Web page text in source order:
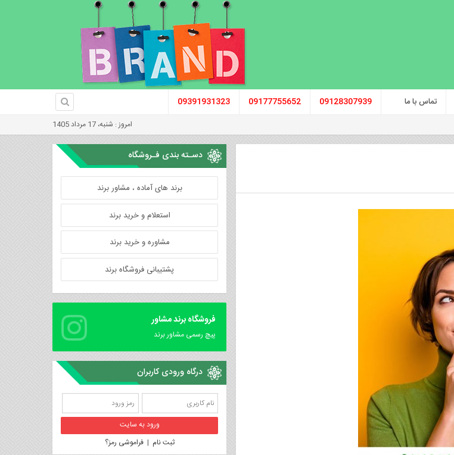
تماس با ما 09128307939
09177755652
09391931323
امروز : شنبه، 17 مرداد 1405
دسـته بندی فـروشگاه
برند های آماده ، مشاور برند
استعلام و خرید برند
مشاوره و خرید برند
پشتیبانی فروشگاه برند
فروشگاه برند مشاور
پیچ رسمی مشاور برند
درگاه ورودی کاربران
ثبت نام |فراموشی رمز؟